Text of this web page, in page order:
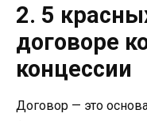
2. 5
договоре
концессии
Договор — это